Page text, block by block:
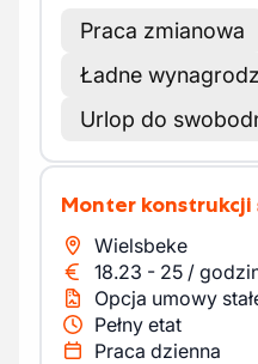
Praca zmianowa
Ładne
Urlop do
Monter
Wielsbeke
18.23 - 25 /
Opcja umowy
Pełny etat
Praca dzienna